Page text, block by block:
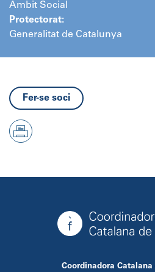
Àmbit Social
Protectorat:
Generalitat de Catalunya
Fer-se soci
Coordinadora Catalana